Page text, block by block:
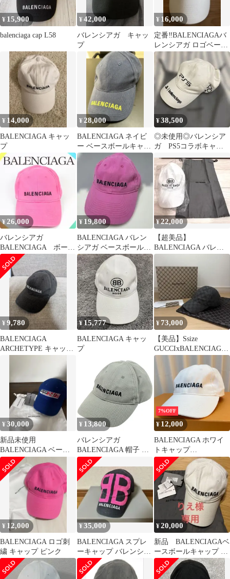
¥ 15,900
balenciaga cap L58
¥42,000
バレンシアガ キャッ
プ
¥ 16,000
定番‼️BALENCIAGAバ
レンシアガ ロゴベース
ボールキャップ unisex
¥ 14,000
BALENCIAGA キャッ
プ
¥ 28,000
BALENCIAGA ネイビ
ー ベースボールキャッ
プ バレンシアガ
¥38,500
◎未使用◎バレンシア
ガ PS5コラボキャッ
チ
¥ 26,000
バレンシアガ
BALENCIAGA ボース
キャップ ロゴ ピンク
レディース
¥ 19,800
BALENCIAGA バレン
シアガ ベースボールキ
ャップ ピンク
¥22,000
【超美品】
BALENCIAGA バレン
シアガ キャップ 帽子
野球帽
¥9,780
BALENCIAGA
ARCHETYPE キャップ
¥15,777
BALENCIAGA キャッ
プ
¥73,000
【美品】Ssize
GUCCIxBALENCIAGA
TheHackerCap
¥30,000
新品未使用
BALENCIAGA ベース
ボールキャップ
¥ 13,800
バレンシアガ
BALENCIAGA 帽子 ベ
ースボールキャップ 刺
コットン グレー レディ
ース 【中古】
7%OFF
¥ 12,000
BALENCIAGA ホワイ
トキャップ
ARCHETYPE 管理番
号SC710
¥ 12,000
BALENCIAGA ロゴ刺
繍 キャップ ピンク
¥35,000
BALENCIAGA スプレ
ーキャップ バレンシア
ガ キャップ
¥20,000
新品 BALENCIAGAベ
ースボールキャップ ホ
ワイトキャップ 収納袋
付き L